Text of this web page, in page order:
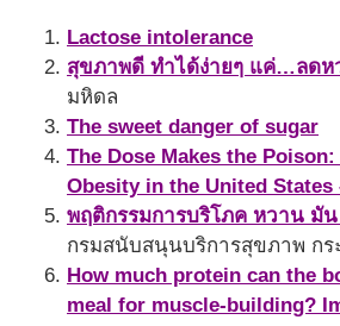
Lactose intolerance
สุขภาพดี ทำได้ง่ายๆ แค่…ลดห
มหิดล
The sweet danger of sugar
The Dose Makes the Poison:
Obesity in the United States
พฤติกรรมการบริโภค หวาน มัน
กรมสนับสนุนบริการสุขภาพ กร
How much protein can the
meal for muscle-building?